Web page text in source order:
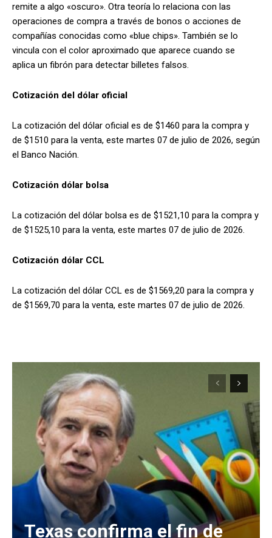
remite a algo «oscuro». Otra teoría lo relaciona con las
operaciones de compra a través de bonos o acciones de
compañías conocidas como «blue chips». También se lo
vincula con el color aproximado que aparece cuando se
aplica un fibrón para detectar billetes falsos.
Cotización del dólar oficial
La cotización del dólar oficial es de $1460 para la compra y
de $1510 para la venta, este martes 07 de julio de 2026, según
el Banco Nación.
Cotización dólar bolsa
La cotización del dólar bolsa es de $1521,10 para la compra y
de $1525,10 para la venta, este martes 07 de julio de 2026.
Cotización dólar CCL
La cotización del dólar CCL es de $1569,20 para la compra y
de $1569,70 para la venta, este martes 07 de julio de 2026.
Texas confirma el fin de